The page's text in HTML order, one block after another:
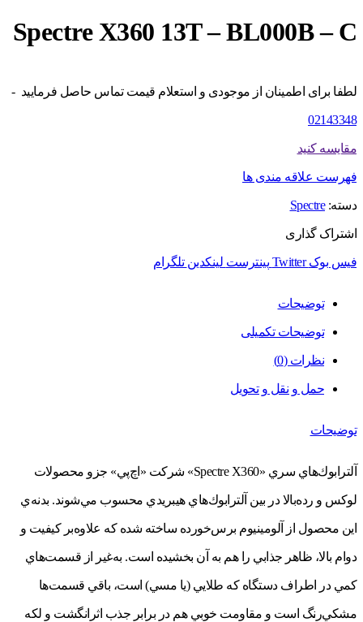
Spectre X360 13T – BL000B – C
لطفا برای اطمینان از موجودی و استعلام قیمت تماس حاصل فرمایید -
02143348
مقایسه کنید
فهرست علاقه مندی ها
دسته:Spectre
اشتراک گذاری
فیس بوک Twitter پینترست لینکدین تلگرام
توضیحات
توضیحات تکمیلی
نظرات (0)
حمل و نقل و تحویل
توضیحات
آلترابوك‌هاي سري «Spectre X360» شركت «اچ‌پي» جزو محصولات
لوكس و رده‌بالا در بين آلترابوك‌هاي هيبريدي محسوب مي‌شوند. بدنه‌ي
اين محصول از آلومينيوم برس‌خورده ساخته شده كه علاوه‌بر كيفيت و
دوام بالا، ظاهر جذابي را هم به آن بخشيده است. به‌غير از قسمت‌هاي
كمي در اطراف دستگاه كه طلايي (يا مسي) است، باقي قسمت‌ها
مشكي‌رنگ است و مقاومت خوبي هم در برابر جذب اثرانگشت و لكه